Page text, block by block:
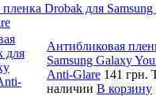
Drobak для
Антибликовая
Samsung Galaxy
Anti-Glare 141 грн.
наличии В корзину